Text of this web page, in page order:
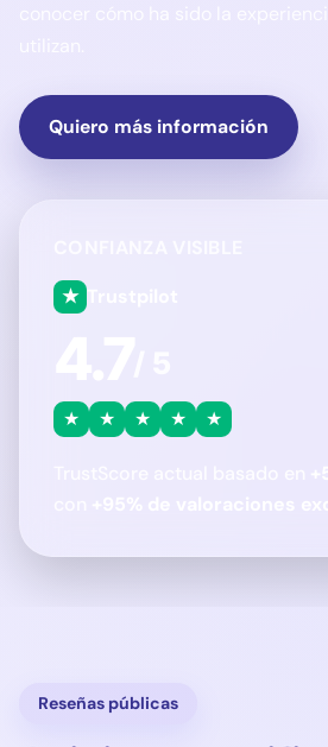
Quiero más información
★
★ ★ ★ ★ ★
Reseñas públicas